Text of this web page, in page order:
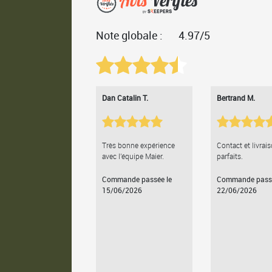
Note globale : 4.97/5
Dan Catalin T.
Très bonne expérience
avec l'équipe Maier.
Commande passée le
15/06/2026
Bertrand M.
Contact et
parfaits.
Commande
22/06/2026